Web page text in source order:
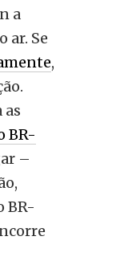
a
ar. Se
,
as
BR-
–
BR-